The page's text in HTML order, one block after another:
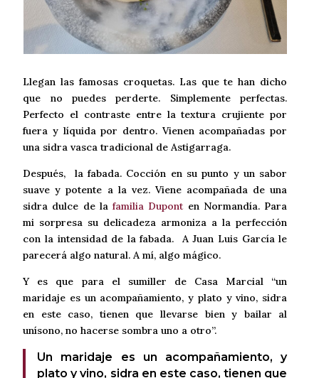
Llegan las famosas croquetas. Las que te han dicho
que no puedes perderte. Simplemente perfectas.
Perfecto el contraste entre la textura crujiente por
fuera y líquida por dentro. Vienen acompañadas por
una sidra vasca tradicional de Astigarraga.
Después, la fabada. Cocción en su punto y un sabor
suave y potente a la vez. Viene acompañada de una
sidra dulce de lafamilia Duponten Normandía. Para
mi sorpresa su delicadeza armoniza a la perfección
con la intensidad de la fabada. A Juan Luis García le
parecerá algo natural. A mí, algo mágico.
Y es que para el sumiller de Casa Marcial “un
maridaje es un acompañamiento, y plato y vino, sidra
en este caso, tienen que llevarse bien y bailar al
unísono, no hacerse sombra uno a otro”.
Un maridaje es un acompañamiento, y
plato y vino, sidra en este caso, tienen que